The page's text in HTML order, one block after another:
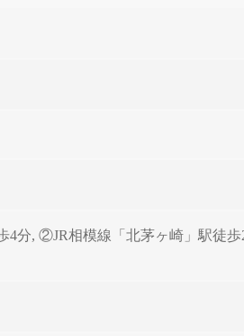
分, ②JR相模線「北茅ヶ崎」駅徒